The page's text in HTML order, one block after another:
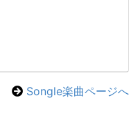
Songle楽曲ページへ